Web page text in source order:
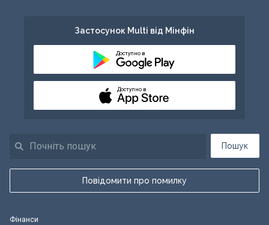
Пошук
Повідомити про помилку
Застосунок Multi від Мінфін
Доступно в
Доступно в
Фінанси